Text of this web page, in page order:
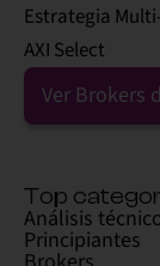
Estrategia
AXI Select
Ver Brokers
Top
Análisis
Principiantes